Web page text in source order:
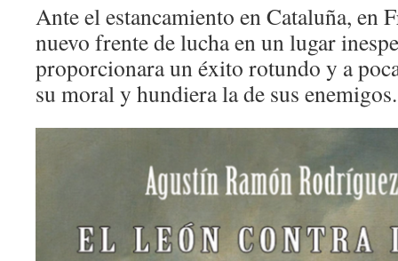
Ante el estancamiento en Cataluña, en
nuevo frente de lucha en un lugar
proporcionara un éxito rotundo y a
su moral y hundiera la de sus enemigos.